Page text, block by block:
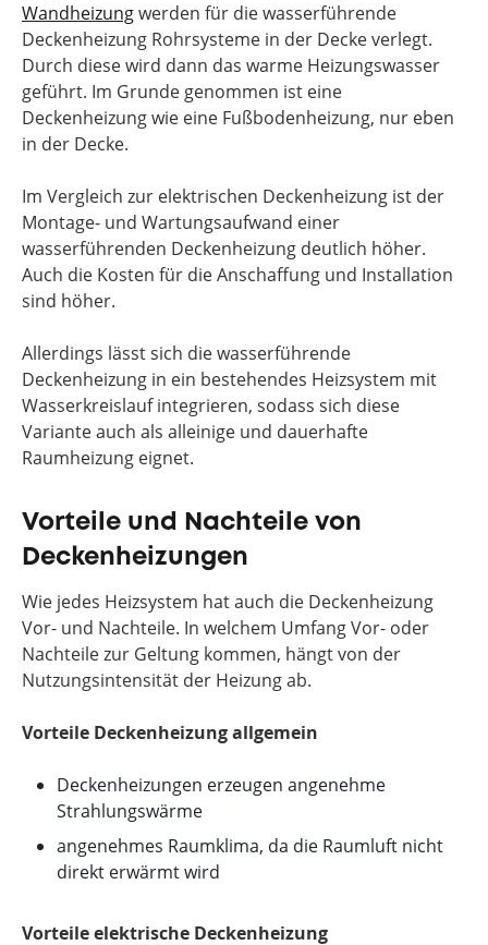
Wandheizungwerden für die wasserführende
Deckenheizung Rohrsysteme in der Decke verlegt.
Durch diese wird dann das warme Heizungswasser
geführt. Im Grunde genommen ist eine
Deckenheizung wie eine Fußbodenheizung, nur eben
in der Decke.
Im Vergleich zur elektrischen Deckenheizung ist der
Montage- und Wartungsaufwand einer
wasserführenden Deckenheizung deutlich höher.
Auch die Kosten für die Anschaffung und Installation
sind höher.
Allerdings lässt sich die wasserführende
Deckenheizung in ein bestehendes Heizsystem mit
Wasserkreislauf integrieren, sodass sich diese
Variante auch als alleinige und dauerhafte
Raumheizung eignet.
Vorteile und Nachteile von
Deckenheizungen
Wie jedes Heizsystem hat auch die Deckenheizung
Vor- und Nachteile. In welchem Umfang Vor- oder
Nachteile zur Geltung kommen, hängt von der
Nutzungsintensität der Heizung ab.
Vorteile Deckenheizung allgemein
Deckenheizungen erzeugen angenehme
Strahlungswärme
angenehmes Raumklima, da die Raumluft nicht
direkt erwärmt wird
Vorteile elektrische Deckenheizung